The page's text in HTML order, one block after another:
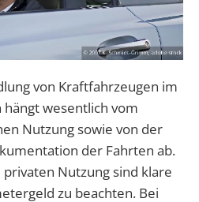
von Kraftfahrzeugen im
wesentlich vom
Nutzung sowie von der
der Fahrten ab.
Nutzung sind klare
zu beachten. Bei